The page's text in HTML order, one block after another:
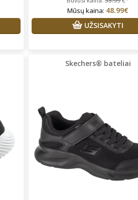
Mūsų kaina: 48.99€
UŽSISAKYTI
Skechers® bateliai